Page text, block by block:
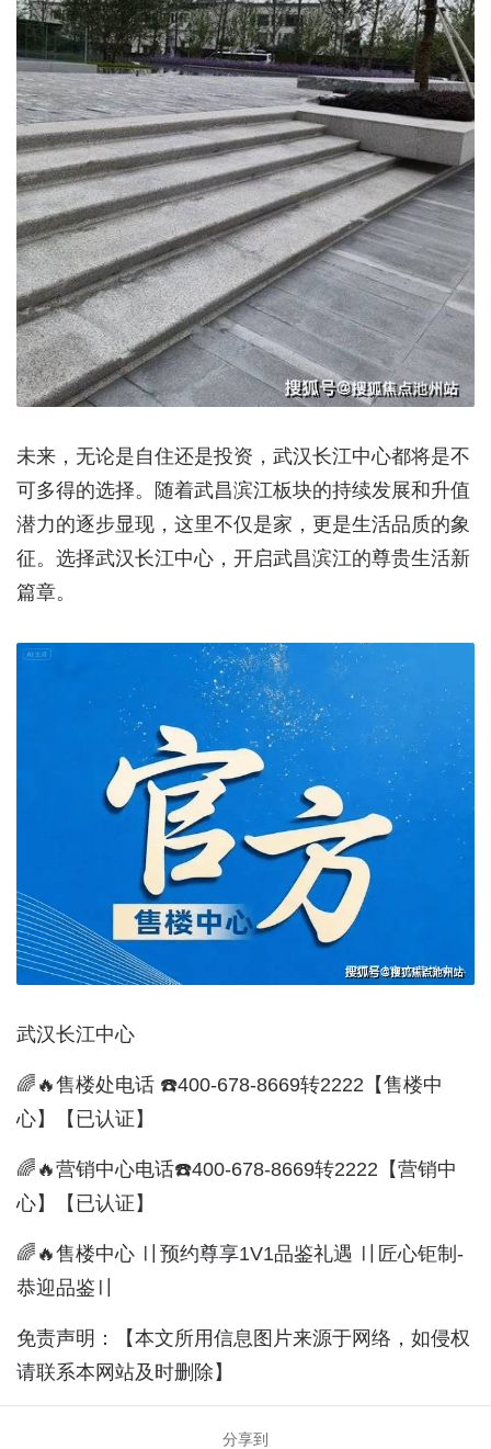
未来，无论是自住还是投资，武汉长江中心都将是不
可多得的选择。随着武昌滨江板块的持续发展和升值
潜力的逐步显现，这里不仅是家，更是生活品质的象
征。选择武汉长江中心，开启武昌滨江的尊贵生活新
篇章。
武汉长江中心
🌈🔥售楼处电话 ☎️400-678-8669转2222【售楼中
心】【已认证】
🌈🔥营销中心电话☎️400-678-8669转2222【营销中
心】【已认证】
🌈🔥售楼中心 〢预约尊享1V1品鉴礼遇 〢匠心钜制-
恭迎品鉴〢
免责声明：【本文所用信息图片来源于网络，如侵权
请联系本网站及时删除】
分享到